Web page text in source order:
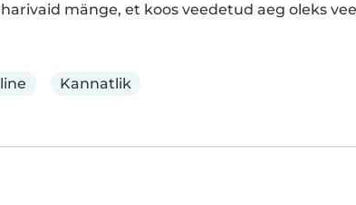
mänge, et koos veedetud aeg oleks
Kannatlik